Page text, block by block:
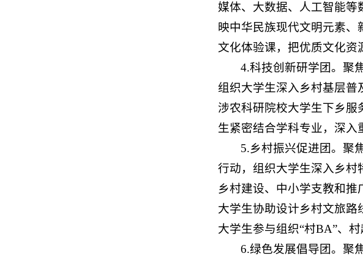
媒体、大数据、人工智能等
映中华民族现代文明元素
文化体验课，把优质文化资
4.科技创新研学团。聚
组织大学生深入乡村基层普
涉农科研院校大学生下乡
生紧密结合学科专业，深入
5.乡村振兴促进团。聚
行动，组织大学生深入乡村
乡村建设、中小学支教和推
大学生协助设计乡村文旅
大学生参与组织“村BA”、
6.绿色发展倡导团。聚